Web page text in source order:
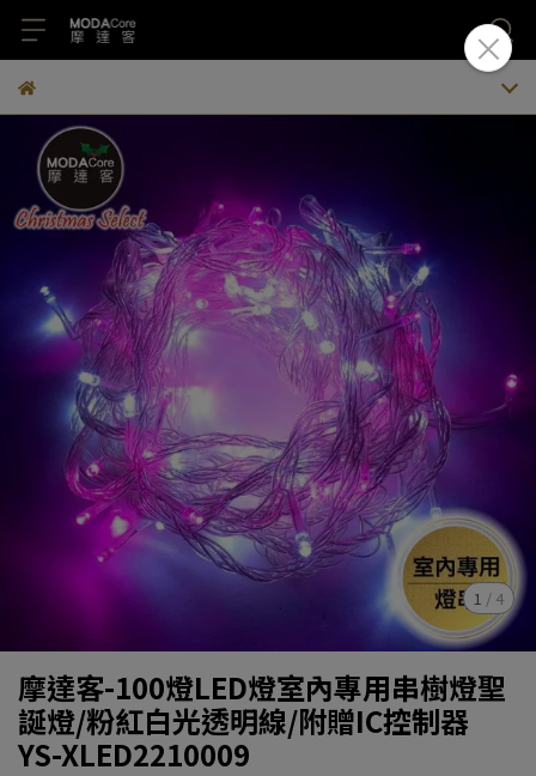
1 / 4
摩達客-100燈LED燈室內專用串樹燈聖
誕燈/粉紅白光透明線/附贈IC控制器
YS-XLED2210009